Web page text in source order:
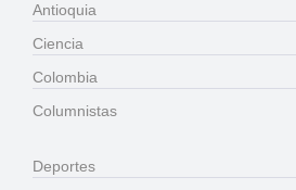
Antioquia
Ciencia
Colombia
Columnistas
Deportes